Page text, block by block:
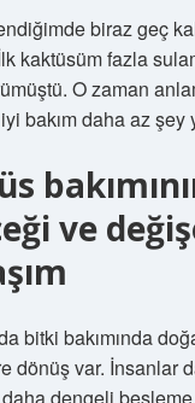
biraz geç
kaktüsüm fazla
O zaman
bakım daha az şey
ve
bitki bakımında
dönüş var. İnsanlar